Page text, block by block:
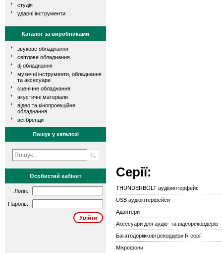
студія
ударні інструменти
Каталог за виробниками
звукове обладнання
світлове обладнання
dj обладнання
музичні інструменти, обладнання
та аксесуари
сценічне обладнання
акустичні матеріали
відео та кінопроекційне
обладнання
всі бренди
Пошук у каталозі
Особистий кабінет
Логін:
Пароль:
Серії:
THUNDERBOLT аудіоинтерфейс
USB аудіоінтерфейси
Адаптери
Аксесуари для аудіо- та відеорекордерів
Багатодоріжкові рекордери R серії
Мікрофони